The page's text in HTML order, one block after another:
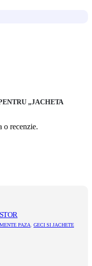
„JACHETA
o recenzie.
PAZA, GECI SI JACHETE